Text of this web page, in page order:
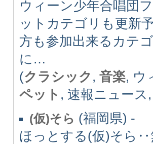
ウィーン少年合唱団
ットカテゴリも更新
方も参加出来るカテ
に…
(クラシック , 音楽, ウ
ペット , 速報ニュー
(仮)そら (福岡県) -
ほっとする(仮)そら‥